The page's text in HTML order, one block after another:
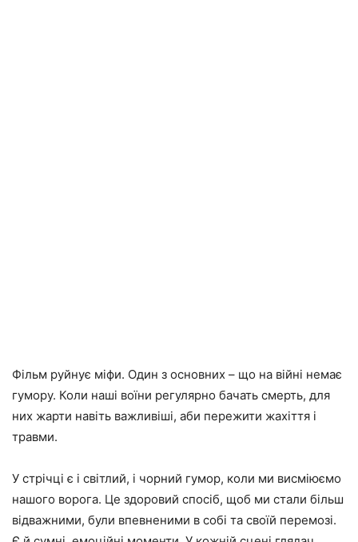
Фільм руйнує міфи. Один з основних – що на війні немає
гумору. Коли наші воїни регулярно бачать смерть, для
них жарти навіть важливіші, аби пережити жахіття і
травми.
У стрічці є і світлий, і чорний гумор, коли ми висміюємо
нашого ворога. Це здоровий спосіб, щоб ми стали більш
відважними, були впевненими в собі та своїй перемозі.